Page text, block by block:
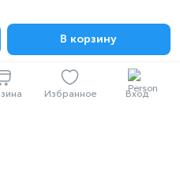
Избранное Вход
В корзину